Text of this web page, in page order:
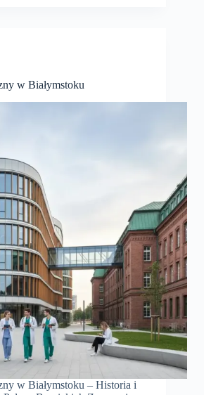
w Białymstoku
w Białymstoku – Historia i